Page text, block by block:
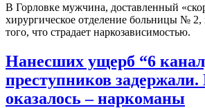
В Горловке мужчина, доставленный
хирургическое отделение больницы № 2,
того, что страдает наркозависимостью.
Нанесших ущерб “6
преступников задержали.
оказалось – наркоманы